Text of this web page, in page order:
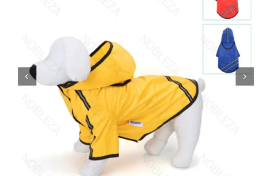
Descanso
Super Ofertas